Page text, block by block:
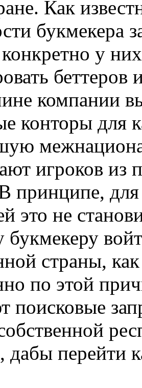
Как
букмекера
у
компании
конторы для
игроков из
принципе,
это не
страны,
по этой
поисковые
дабы перейти